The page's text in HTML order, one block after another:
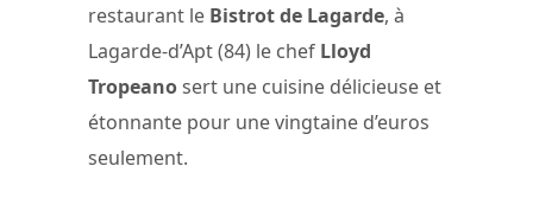
restaurant le Bistrot de Lagarde, à
Lagarde-d’Apt (84) le chef Lloyd
Tropeanosert une cuisine délicieuse et
étonnante pour une vingtaine d’euros
seulement.